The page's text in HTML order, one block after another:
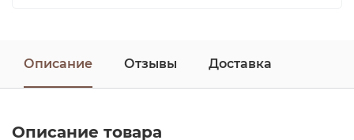
Описание Отзывы Доставка
Описание товара